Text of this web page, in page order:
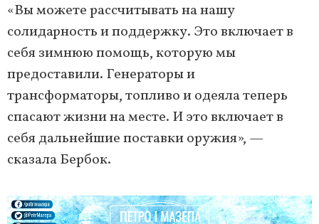
«Вы можете рассчитывать на нашу
солидарность и поддержку. Это включает в
себя зимнюю помощь, которую мы
предоставили. Генераторы и
трансформаторы, топливо и одеяла теперь
спасают жизни на месте. И это включает в
себя дальнейшие поставки оружия», —
сказала Бербок.